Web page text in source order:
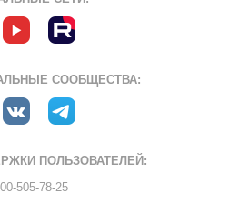
СООБЩЕСТВА:
ПОЛЬЗОВАТЕЛЕЙ:
505-78-25